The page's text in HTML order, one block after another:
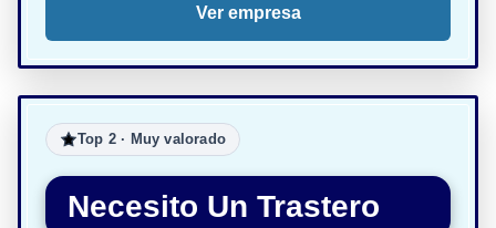
Ver empresa
Top 2 · Muy valorado
Necesito Un Trastero